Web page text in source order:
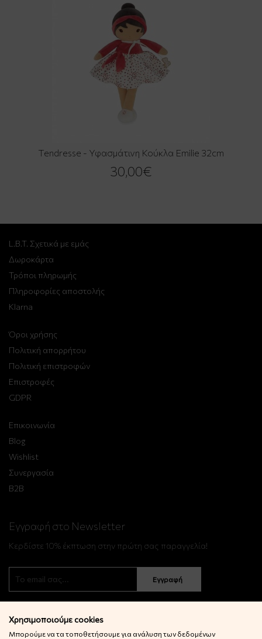
Tendresse - Υφασμάτινη Κούκλα Emilie 32cm
30,00€
L.B.T. Σχετικά με εμάς
Δωροκάρτα
Τρόποι πληρωμής
Πληροφορίες αποστολής
Klarna
Όροι χρήσης
Πολιτική απορρήτου
Πολιτική επιστροφών
Επιστροφές
GDPR
Επικοινωνία
Blog
Wishlist
Συνεργασία
B2B
Εγγραφή στο Newsletter
Κερδίστε 10% έκπτωση στην πρώτη σας παραγγελία!
Εγγραφή
Χρησιμοποιούμε cookies
Μπορούμε να τα τοποθετήσουμε για ανάλυση των δεδομένων